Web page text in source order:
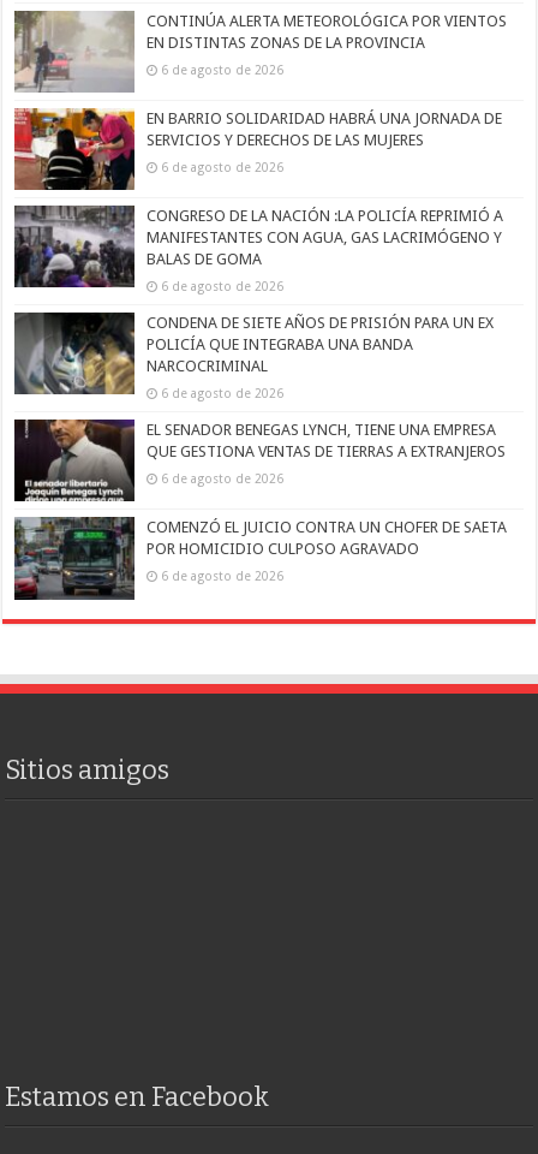
CONTINÚA ALERTA METEOROLÓGICA POR VIENTOS
EN DISTINTAS ZONAS DE LA PROVINCIA
6 de agosto de 2026
EN BARRIO SOLIDARIDAD HABRÁ UNA JORNADA DE
SERVICIOS Y DERECHOS DE LAS MUJERES
6 de agosto de 2026
CONGRESO DE LA NACIÓN :LA POLICÍA REPRIMIÓ A
MANIFESTANTES CON AGUA, GAS LACRIMÓGENO Y
BALAS DE GOMA
6 de agosto de 2026
CONDENA DE SIETE AÑOS DE PRISIÓN PARA UN EX
POLICÍA QUE INTEGRABA UNA BANDA
NARCOCRIMINAL
6 de agosto de 2026
EL SENADOR BENEGAS LYNCH, TIENE UNA EMPRESA
QUE GESTIONA VENTAS DE TIERRAS A EXTRANJEROS
6 de agosto de 2026
COMENZÓ EL JUICIO CONTRA UN CHOFER DE SAETA
POR HOMICIDIO CULPOSO AGRAVADO
6 de agosto de 2026
Sitios amigos
Estamos en Facebook